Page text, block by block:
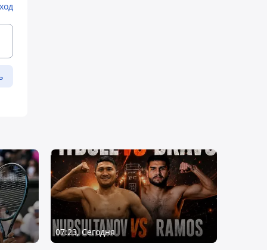
07:23, Сегодня